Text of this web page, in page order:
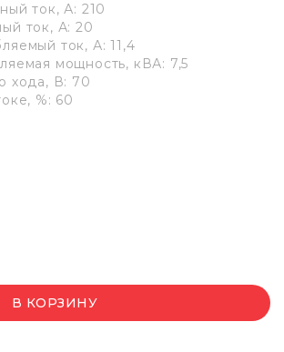
ток, А: 210
ток, А: 20
ток, А: 11,4
мощность, кВА: 7,5
хода, В: 70
%: 60
В КОРЗИНУ